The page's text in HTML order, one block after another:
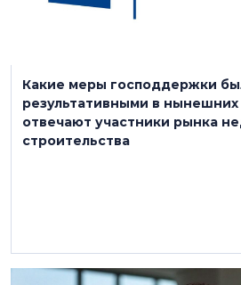
Какие меры господдержки
результативными в нынешних
отвечают участники рынка
строительства